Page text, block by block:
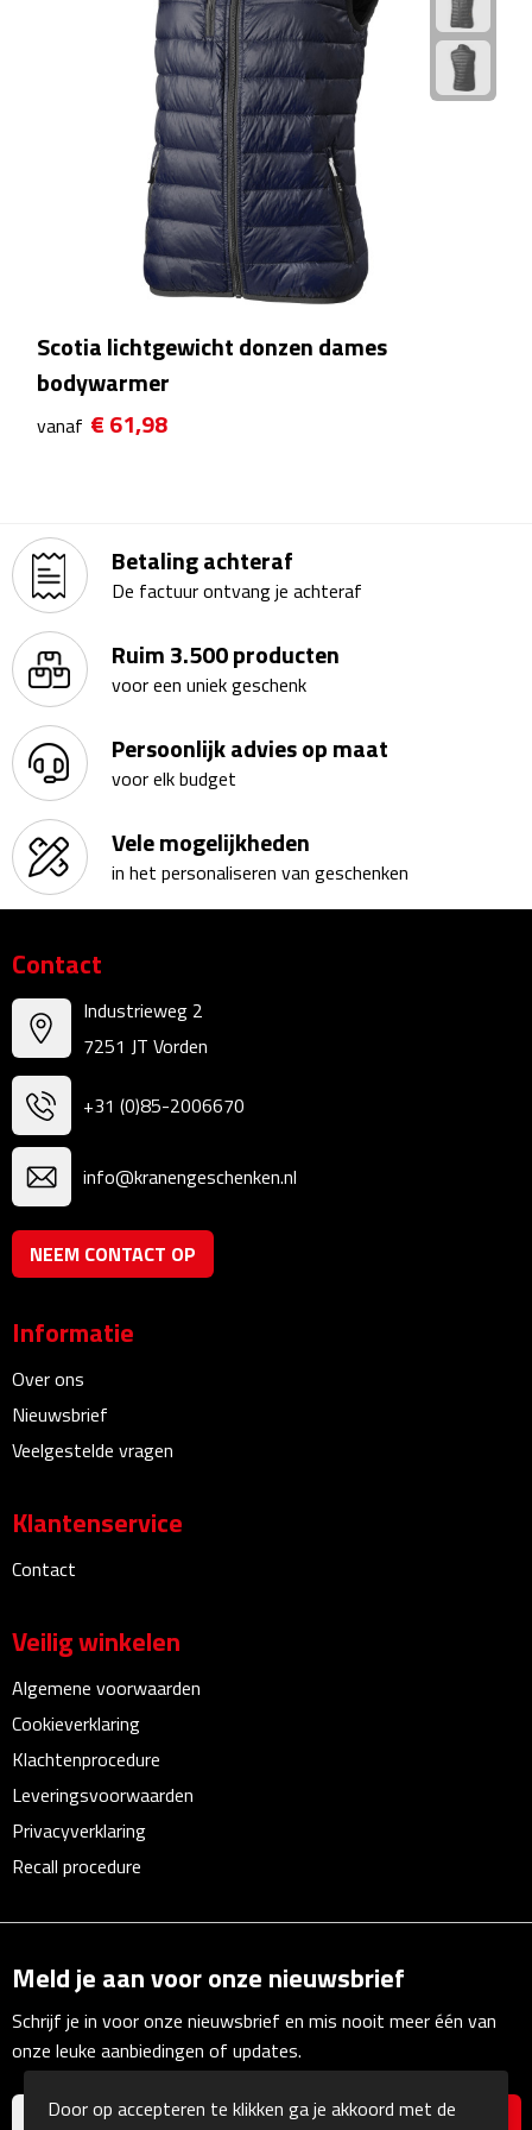
Bureau onderleggers
Bureau organizers
Boekenleggers
Briefopeners
Linialen
Magneten
Muismatten
Pennen etui's
Pennenhouders
Puntenslijpers
Rekenmachines
Document- & Schrijfmappen
Documentmappen
Multifunctionele documentmappen
Schrijfmappen
Multifunctionele schrijfmappen
Klemborden
Memo's
Memoboekjes
Kubusblokken
Gadgets
Hoofdtelefoons
Bluetooth hoofdtelefoons
Bedrade audio oordopjes
Speakers
Scotia lichtgewicht donzen dames
bodywarmer
vanaf € 61,98
Betaling achteraf
De factuur ontvang je achteraf
Ruim 3.500 producten
voor een uniek geschenk
Persoonlijk advies op maat
voor elk budget
Vele mogelijkheden
in het personaliseren van geschenken
Contact
Industrieweg 2
7251 JT Vorden
+31 (0)85-2006670
info@kranengeschenken.nl
NEEM CONTACT OP
Informatie
Over ons
Nieuwsbrief
Veelgestelde vragen
Klantenservice
Contact
Veilig winkelen
Algemene voorwaarden
Cookieverklaring
Klachtenprocedure
Leveringsvoorwaarden
Privacyverklaring
Recall procedure
Meld je aan voor onze nieuwsbrief
Schrijf je in voor onze nieuwsbrief en mis nooit meer één van
onze leuke aanbiedingen of updates.
Door op accepteren te klikken ga je akkoord met de